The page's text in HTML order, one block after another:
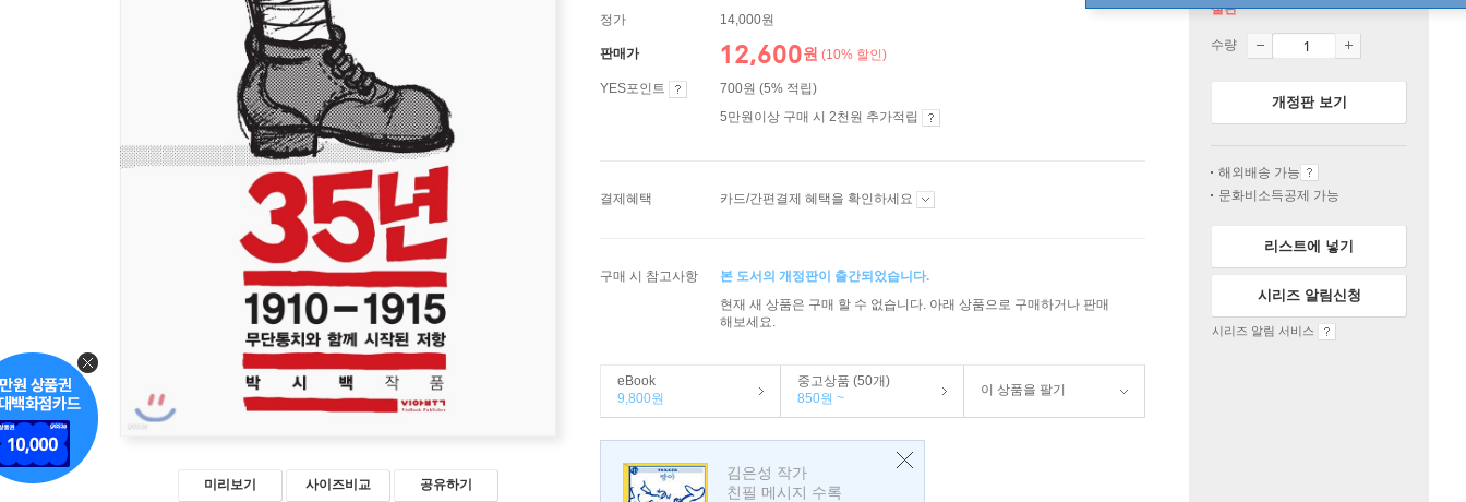
미리보기 사이즈비교 공유하기
정가 14,000원
판매가 12,600원 (10% 할인)
YES포인트
700원 (5% 적립)
5만원이상 구매 시 2천원 추가적립
결제혜택 카드/간편결제 혜택을 확인하세요
구매 시 참고사항
본 도서의 개정판이 출간되었습니다.
현재 새 상품은 구매 할 수 없습니다. 아래 상품으로 구매하거나 판매
해보세요.
eBook
9,800원
중고상품 (50개)
850원 ~
이 상품을 팔기
김은성 작가
친필 메시지 수록
절판
수량
개정판 보기
해외배송 가능
문화비소득공제 가능
리스트에 넣기
시리즈 알림신청
시리즈 알림 서비스